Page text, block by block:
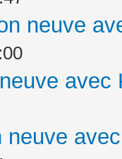
neuve
avec
neuve